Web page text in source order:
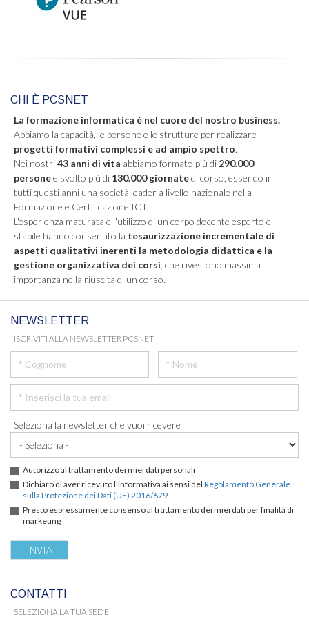
CHI È PCSNET
La formazione informatica è nel cuore del nostro business.
Abbiamo la capacità, le persone e le strutture per realizzare
progetti formativi complessi e ad ampio spettro.
Nei nostri43 anni di vita abbiamo formato più di 290.000
personee svolto più di 130.000 giornatedi corso, essendo in
tutti questi anni una società leader a livello nazionale nella
Formazione e Certificazione ICT.
L'esperienza maturata e l'utilizzo di un corpo docente esperto e
stabile hanno consentito la tesaurizzazione incrementale di
aspetti qualitativi inerenti la metodologia didattica e la
gestione organizzativa dei corsi , che rivestono massima
importanza nella riuscita di un corso.
NEWSLETTER
ISCRIVITI ALLA NEWSLETTER PCSNET
Seleziona la newsletter che vuoi ricevere
Autorizzo al trattamento dei miei dati personali
Dichiaro di aver ricevuto l’informativa ai sensi del Regolamento Generale
sulla Protezione dei Dati (UE) 2016/679
Presto espressamente consenso al trattamento dei miei dati per finalità di
marketing
CONTATTI
SELEZIONA LA TUA SEDE